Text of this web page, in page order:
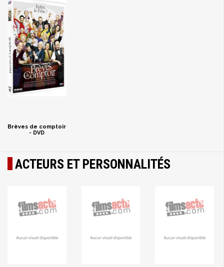
Brèves de comptoir
- DVD
ACTEURS ET PERSONNALITÉS